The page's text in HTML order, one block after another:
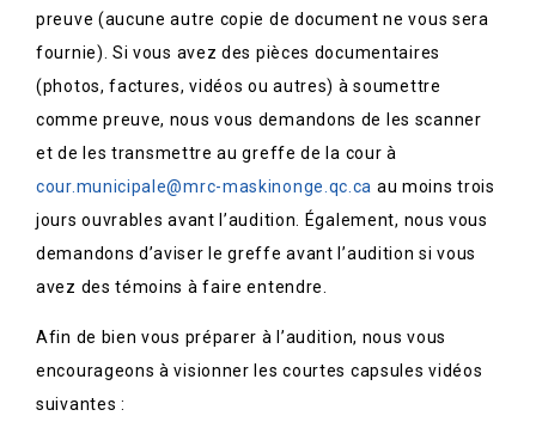
preuve (aucune autre copie de document ne vous sera
fournie). Si vous avez des pièces documentaires
(photos, factures, vidéos ou autres) à soumettre
comme preuve, nous vous demandons de les scanner
et de les transmettre au greffe de la cour à
cour.municipale@mrc-maskinonge.qc.ca au moins trois
jours ouvrables avant l’audition. Également, nous vous
demandons d’aviser le greffe avant l’audition si vous
avez des témoins à faire entendre.
Afin de bien vous préparer à l’audition, nous vous
encourageons à visionner les courtes capsules vidéos
suivantes :